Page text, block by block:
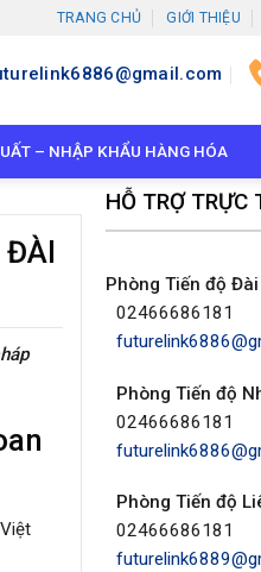
TRANG CHỦ GIỚI THIỆU
– NHẬP KHẨU HÀNG HÓA
ĐÀI
HỖ TRỢ TRỰC
Phòng Tiến độ
02466686181
Phòng Tiến độ
02466686181
Phòng Tiến độ
02466686181